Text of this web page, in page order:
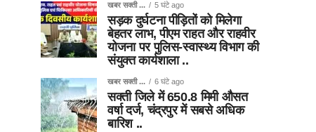
खबर सक्ती ... 5 घंटे ago
सड़क दुर्घटना पीड़ितों को मिलेगा
बेहतर लाभ, पीएम राहत और राहवीर
योजना पर पुलिस-स्वास्थ्य विभाग की
संयुक्त कार्यशाला ..
खबर सक्ती ... 6 घंटे ago
सक्ती जिले में 650.8 मिमी औसत
वर्षा दर्ज, चंद्रपुर में सबसे अधिक
बारिश ..